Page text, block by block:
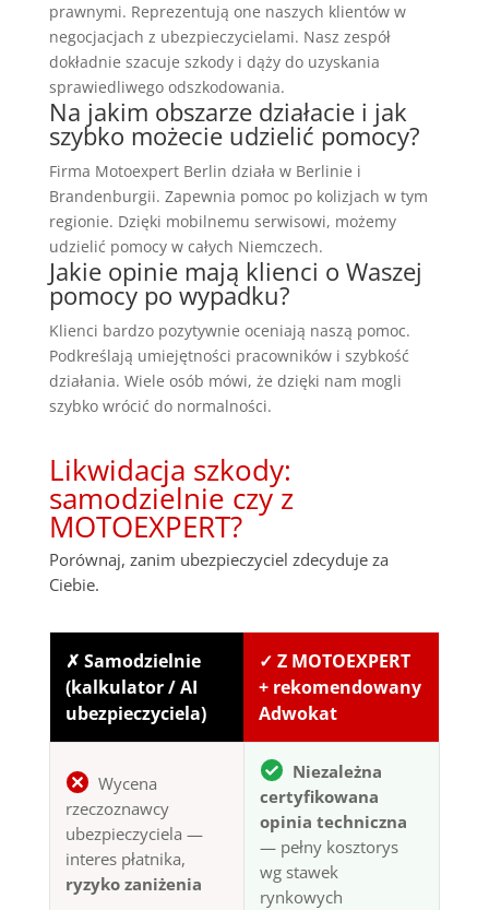
prawnymi. Reprezentują one naszych klientów w
negocjacjach z ubezpieczycielami. Nasz zespół
dokładnie szacuje szkody i dąży do uzyskania
sprawiedliwego odszkodowania.
Na jakim obszarze działacie i jak
szybko możecie udzielić pomocy?
Firma Motoexpert Berlin działa w Berlinie i
Brandenburgii. Zapewnia pomoc po kolizjach w tym
regionie. Dzięki mobilnemu serwisowi, możemy
udzielić pomocy w całych Niemczech.
Jakie opinie mają klienci o Waszej
pomocy po wypadku?
Klienci bardzo pozytywnie oceniają naszą pomoc.
Podkreślają umiejętności pracowników i szybkość
działania. Wiele osób mówi, że dzięki nam mogli
szybko wrócić do normalności.
Likwidacja szkody:
samodzielnie czy z
MOTOEXPERT?
Porównaj, zanim ubezpieczyciel zdecyduje za
Ciebie.
✗ Samodzielnie
(kalkulator / AI
ubezpieczyciela)
✓ Z MOTOEXPERT
+ rekomendowany
Adwokat
Wycena
rzeczoznawcy
ubezpieczyciela —
interes płatnika,
ryzyko zaniżenia
Niezależna
certyfikowana
opinia techniczna
— pełny kosztorys
wg stawek
rynkowych